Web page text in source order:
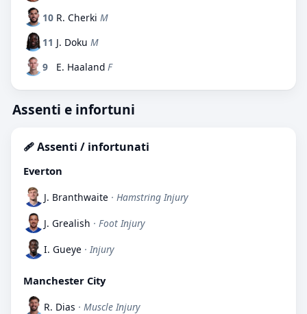
10 R. Cherki M
11 J. Doku M
9
E. Haaland F
Assenti e infortuni
🩹 Assenti / infortunati
Everton
J. Branthwaite · Hamstring Injury
J. Grealish · Foot Injury
I. Gueye · Injury
Manchester City
R. Dias · Muscle Injury